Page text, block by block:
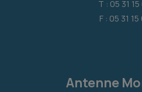
T : 05 31
F : 05 31
Antenne